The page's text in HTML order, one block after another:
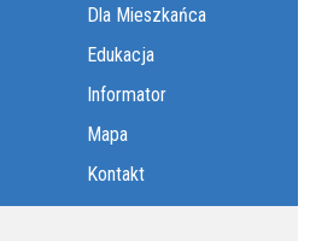
Dla Mieszkańca
Edukacja
Informator
Mapa
Kontakt